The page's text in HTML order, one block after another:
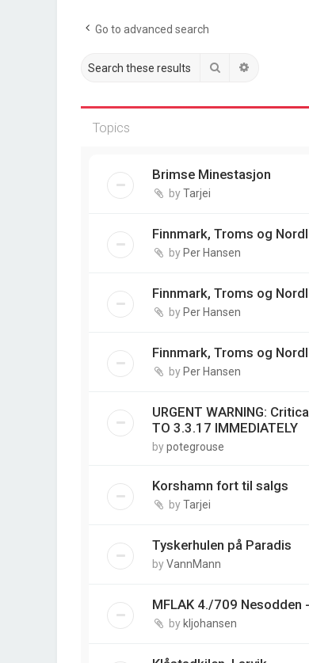
Go to advanced search
Search
Topics
Brimse Minestasjon
byTarjei
Finnmark, Troms og
by Per Hansen
Finnmark, Troms og
by Per Hansen
Finnmark, Troms og
by Per Hansen
URGENT WARNING:
TO 3.3.17 IMMEDIATELY
bypotegrouse
Korshamn fort til salgs
byTarjei
Tyskerhulen på Paradis
byVannMann
MFLAK 4./709
by kljohansen